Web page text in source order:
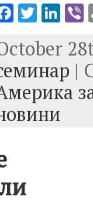
F
e
b
o
o
k
T
it
te
r
Li
k
e
dI
n
|